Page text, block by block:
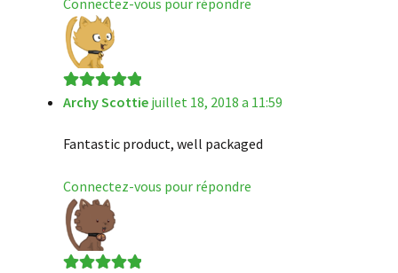
Note5 sur 5
Archy Scottie juillet 18, 2018 a 11:59
Fantastic product, well packaged
Connectez-vous pour répondre